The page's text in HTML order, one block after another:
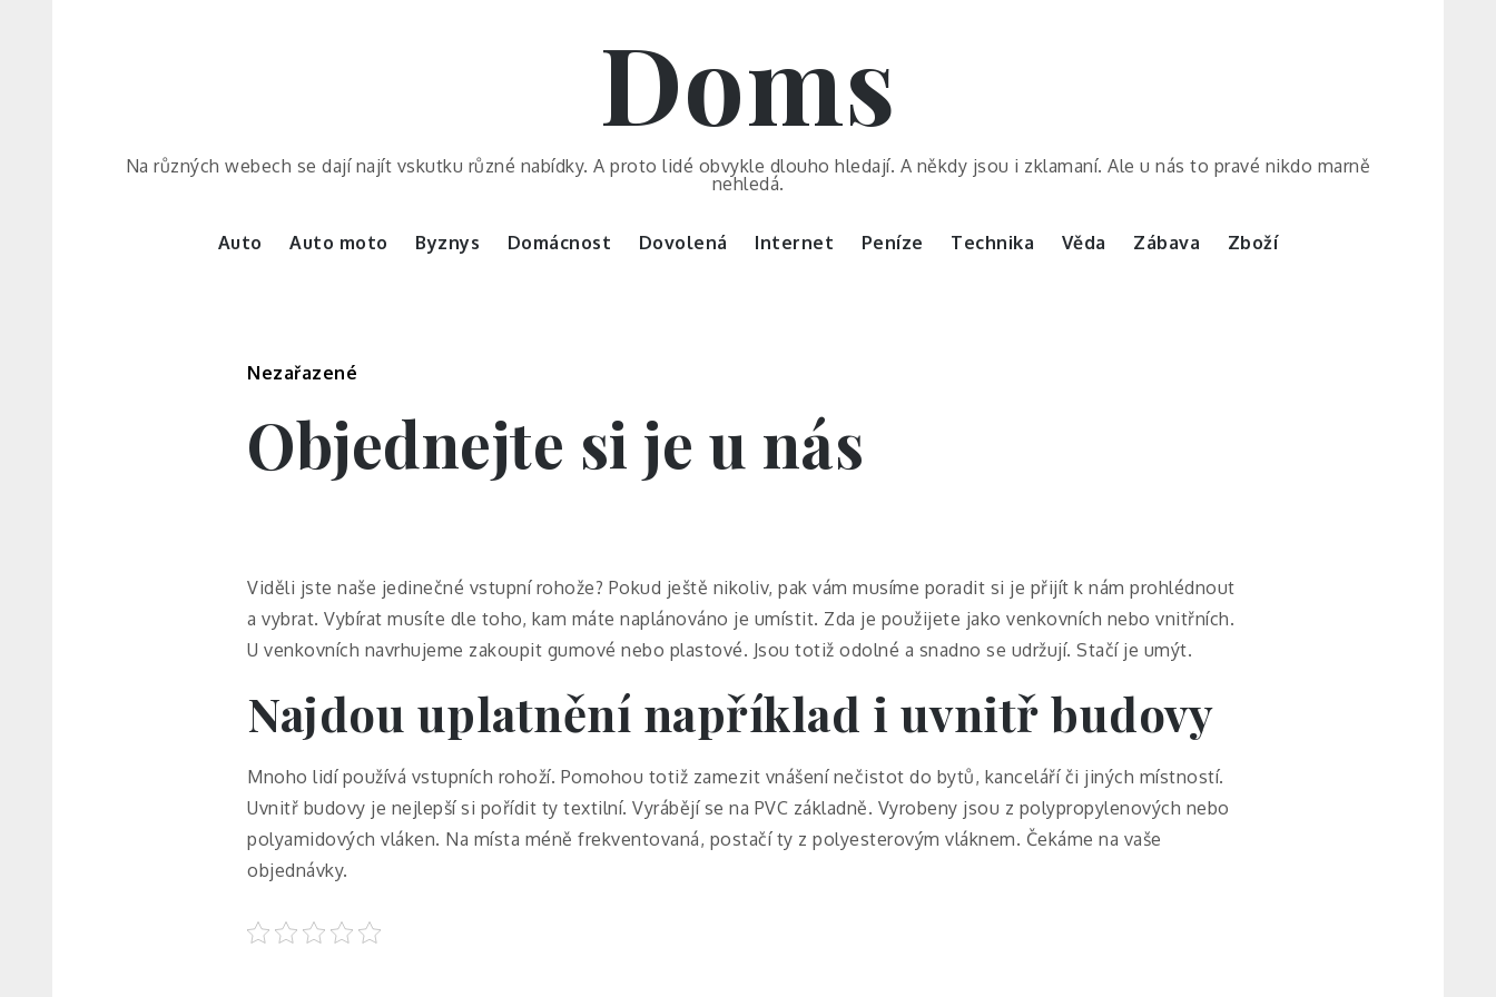
Doms
Na různých webech se dají najít vskutku různé nabídky. A proto lidé obvykle dlouho hledají. A někdy jsou i zklamaní. Ale u nás to pravé nikdo marně
nehledá.
Auto Auto moto Byznys Domácnost Dovolená Internet Peníze Technika Věda Zábava Zboží
Nezařazené
Objednejte si je u nás
Viděli jste naše jedinečné vstupní rohože? Pokud ještě nikoliv, pak vám musíme poradit si je přijít k nám prohlédnout
a vybrat. Vybírat musíte dle toho, kam máte naplánováno je umístit. Zda je použijete jako venkovních nebo vnitřních.
U venkovních navrhujeme zakoupit gumové nebo plastové. Jsou totiž odolné a snadno se udržují. Stačí je umýt.
Najdou uplatnění například i uvnitř budovy
Mnoho lidí používá vstupních rohoží. Pomohou totiž zamezit vnášení nečistot do bytů, kanceláří či jiných místností.
Uvnitř budovy je nejlepší si pořídit ty textilní. Vyrábějí se na PVC základně. Vyrobeny jsou z polypropylenových nebo
polyamidových vláken. Na místa méně frekventovaná, postačí ty z polyesterovým vláknem. Čekáme na vaše
objednávky.